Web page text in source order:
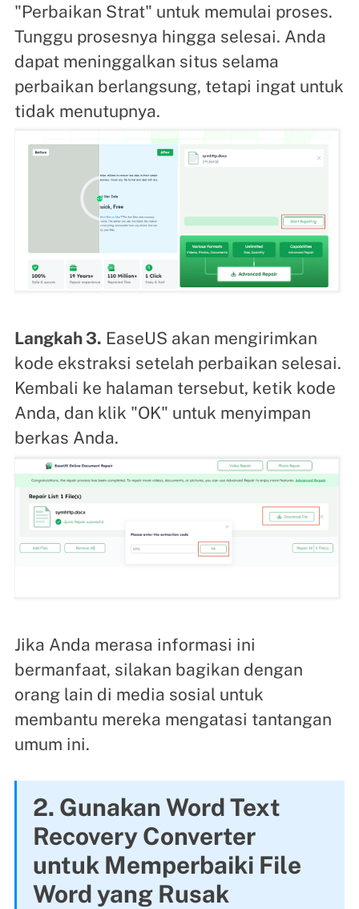
"Perbaikan Strat" untuk memulai proses.
Tunggu prosesnya hingga selesai. Anda
dapat meninggalkan situs selama
perbaikan berlangsung, tetapi ingat untuk
tidak menutupnya.
Langkah 3. EaseUS akan mengirimkan
kode ekstraksi setelah perbaikan selesai.
Kembali ke halaman tersebut, ketik kode
Anda, dan klik "OK" untuk menyimpan
berkas Anda.
Jika Anda merasa informasi ini
bermanfaat, silakan bagikan dengan
orang lain di media sosial untuk
membantu mereka mengatasi tantangan
umum ini.
2. Gunakan Word Text
Recovery Converter
untuk Memperbaiki File
Word yang Rusak